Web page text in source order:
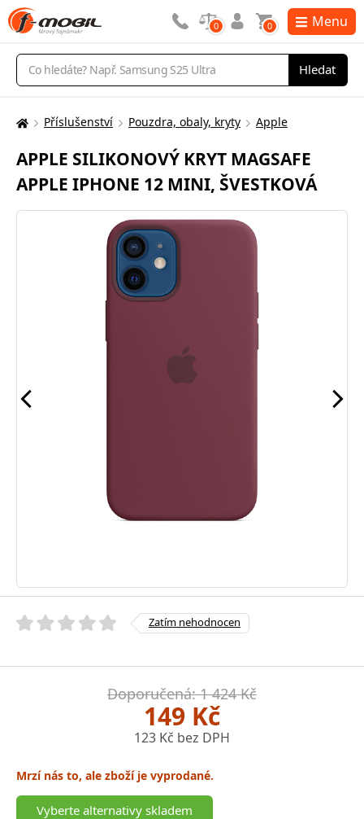
Vyhledávání
Hledat
0 0 Menu
Zde
nacházíte:
Příslušenství Pouzdra, obaly, kryty Apple
APPLE SILIKONOVÝ KRYT MAGSAFE
APPLE IPHONE 12 MINI, ŠVESTKOVÁ
Zatím nehodnocen
Doporučená: 1 424 Kč
149 Kč
123 Kč bez DPH
Mrzí nás to, ale zboží je vyprodané.
Vyberte alternativy skladem